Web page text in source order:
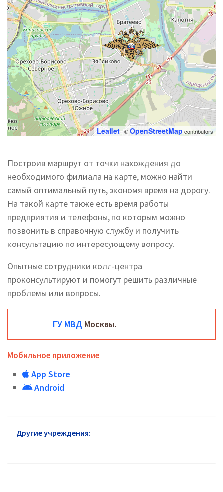
Leaflet| ©OpenStreetMap contributors
Построив маршрут от точки нахождения до
необходимого филиала на карте, можно найти
самый оптимальный путь, экономя время на дорогу.
На такой карте также есть время работы
предприятия и телефоны, по которым можно
позвонить в справочную службу и получить
консультацию по интересующему вопросу.
Опытные сотрудники колл-центра
проконсультируют и помогут решить различные
проблемы или вопросы.
ГУ МВД Москвы.
Мобильное приложение
App Store
Android
Другие учреждения: